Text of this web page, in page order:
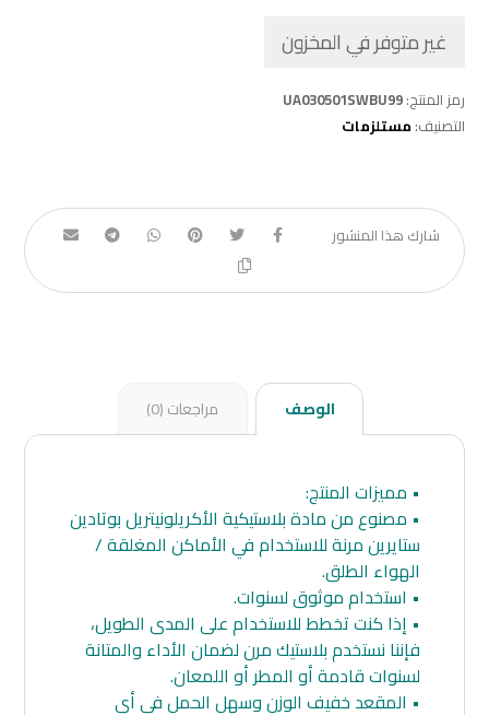
غير متوفر في المخزون
رمز المنتج:UA030501SWBU99
التصنيف: مستلزمات
الوصف مراجعات (0)
• مميزات المنتج:
• مصنوع من مادة بلاستيكية الأكريلونيتريل بوتادين
ستايرين مرنة للاستخدام في الأماكن المغلقة /
الهواء الطلق.
• استخدام موثوق لسنوات.
• إذا كنت تخطط للاستخدام على المدى الطويل،
فإننا نستخدم بلاستيك مرن لضمان الأداء والمتانة
لسنوات قادمة أو المطر أو اللمعان.
• المقعد خفيف الوزن وسهل الحمل في أي